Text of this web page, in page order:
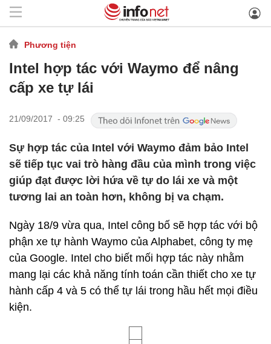
Phương tiện
Intel hợp tác với Waymo để nâng
cấp xe tự lái
21/09/2017 - 09:25
Sự hợp tác của Intel với Waymo đảm bảo Intel
sẽ tiếp tục vai trò hàng đầu của mình trong việc
giúp đạt được lời hứa về tự do lái xe và một
tương lai an toàn hơn, không bị va chạm.
Ngày 18/9 vừa qua, Intel công bố sẽ hợp tác với bộ
phận xe tự hành Waymo của Alphabet, công ty mẹ
của Google. Intel cho biết mối hợp tác này nhằm
mang lại các khả năng tính toán cần thiết cho xe tự
hành cấp 4 và 5 có thể tự lái trong hầu hết mọi điều
kiện.